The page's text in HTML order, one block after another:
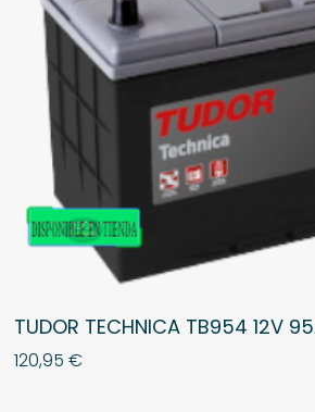
TUDOR TECHNICA TB954 12V
120,95€